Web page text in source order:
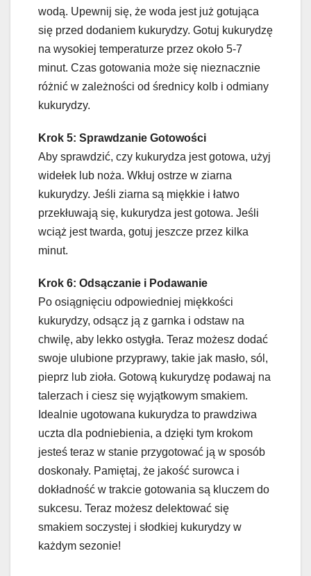
wodą. Upewnij się, że woda jest już gotująca
się przed dodaniem kukurydzy. Gotuj kukurydzę
na wysokiej temperaturze przez około 5-7
minut. Czas gotowania może się nieznacznie
różnić w zależności od średnicy kolb i odmiany
kukurydzy.
Krok 5: Sprawdzanie Gotowości
Aby sprawdzić, czy kukurydza jest gotowa, użyj
widełek lub noża. Wkłuj ostrze w ziarna
kukurydzy. Jeśli ziarna są miękkie i łatwo
przekłuwają się, kukurydza jest gotowa. Jeśli
wciąż jest twarda, gotuj jeszcze przez kilka
minut.
Krok 6: Odsączanie i Podawanie
Po osiągnięciu odpowiedniej miękkości
kukurydzy, odsącz ją z garnka i odstaw na
chwilę, aby lekko ostygła. Teraz możesz dodać
swoje ulubione przyprawy, takie jak masło, sól,
pieprz lub zioła. Gotową kukurydzę podawaj na
talerzach i ciesz się wyjątkowym smakiem.
Idealnie ugotowana kukurydza to prawdziwa
uczta dla podniebienia, a dzięki tym krokom
jesteś teraz w stanie przygotować ją w sposób
doskonały. Pamiętaj, że jakość surowca i
dokładność w trakcie gotowania są kluczem do
sukcesu. Teraz możesz delektować się
smakiem soczystej i słodkiej kukurydzy w
każdym sezonie!